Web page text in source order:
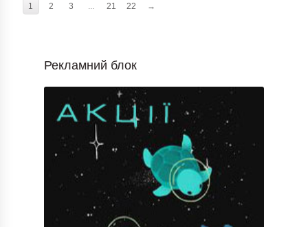
1 2 3 21 22 →
Рекламний блок